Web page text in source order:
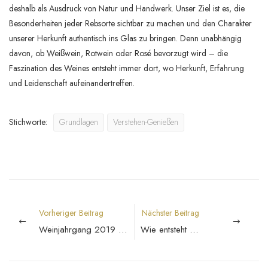
deshalb als Ausdruck von Natur und Handwerk. Unser Ziel ist es, die
Besonderheiten jeder Rebsorte sichtbar zu machen und den Charakter
unserer Herkunft authentisch ins Glas zu bringen. Denn unabhängig
davon, ob Weißwein, Rotwein oder Rosé bevorzugt wird – die
Faszination des Weines entsteht immer dort, wo Herkunft, Erfahrung
und Leidenschaft aufeinandertreffen.
Stichworte: Grundlagen Verstehen-Genießen
Vorheriger Beitrag
Weinjahrgang 2019 – Ein Jahrgang mit eindrucksvoller Sortenaromatik
Nächster Beitrag
Wie entsteht Wein?